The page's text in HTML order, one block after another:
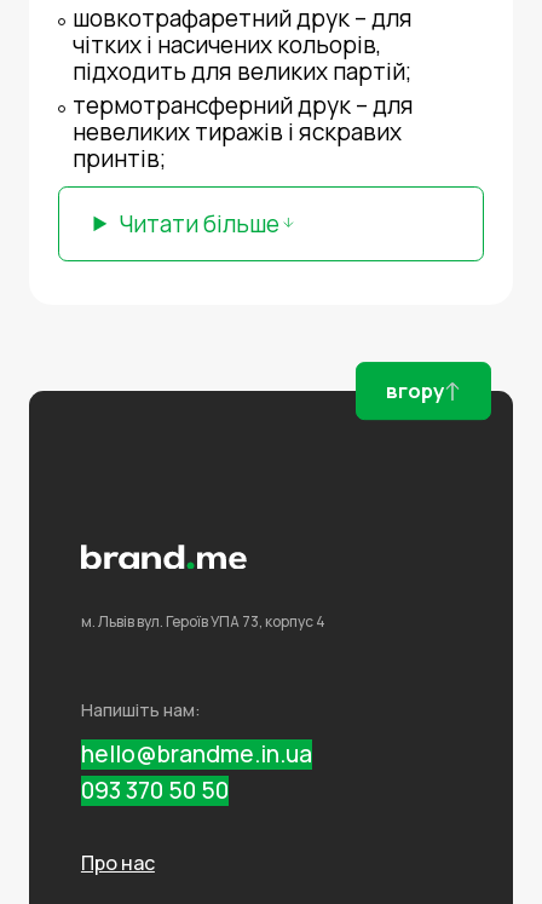
шовкотрафаретний друк – для
чітких і насичених кольорів,
підходить для великих партій;
термотрансферний друк – для
невеликих тиражів і яскравих
принтів;
Читати більше
Про нас
м. Львіввул. Героїв УПА 73, корпус 4
Напишіть нам:
hello@brandme.in.ua
093 370 50 50
вгору